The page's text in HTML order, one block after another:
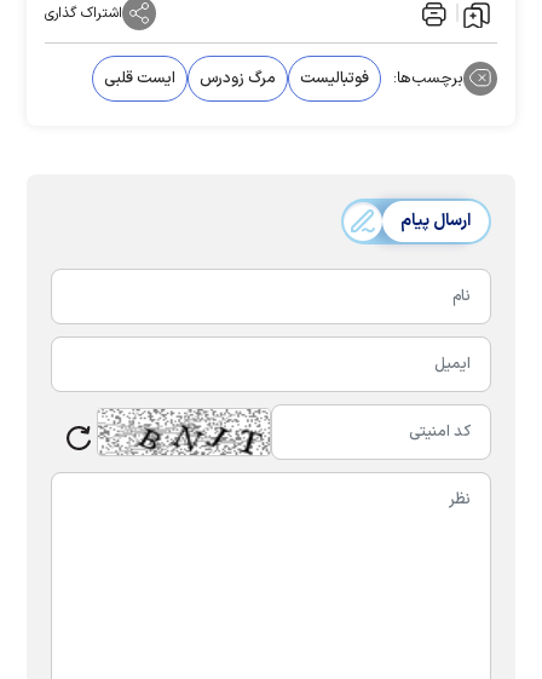
اشتراک گذاری
برچسب‌ها: فوتبالیست مرگ زودرس ایست قلبی
ارسال پیام